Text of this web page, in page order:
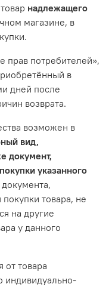
надлежащего
магазине, в
прав потребителей»,
в
дней после
возврата.
возможен в
вид,
документ,
указанного
товара, не
на другие
у данного
от товара
индивидуально-